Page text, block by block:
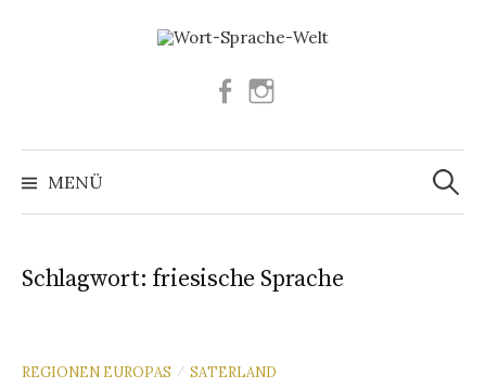
Facebook
MENÜ
Suchen
nach:
Schlagwort: friesische Sprache
REGIONEN EUROPAS / SATERLAND